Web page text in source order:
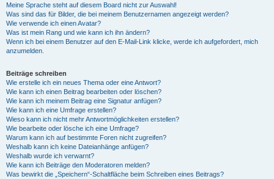
Meine Sprache steht auf diesem Board nicht zur Auswahl!
Was sind das für Bilder, die bei meinem Benutzernamen angezeigt werden?
Wie verwende ich einen Avatar?
Was ist mein Rang und wie kann ich ihn ändern?
Wenn ich bei einem Benutzer auf den E-Mail-Link klicke, werde ich aufgefordert, mich
anzumelden.
Beiträge schreiben
Wie erstelle ich ein neues Thema oder eine Antwort?
Wie kann ich einen Beitrag bearbeiten oder löschen?
Wie kann ich meinem Beitrag eine Signatur anfügen?
Wie kann ich eine Umfrage erstellen?
Wieso kann ich nicht mehr Antwortmöglichkeiten erstellen?
Wie bearbeite oder lösche ich eine Umfrage?
Warum kann ich auf bestimmte Foren nicht zugreifen?
Weshalb kann ich keine Dateianhänge anfügen?
Weshalb wurde ich verwarnt?
Wie kann ich Beiträge den Moderatoren melden?
Was bewirkt die „Speichern“-Schaltfläche beim Schreiben eines Beitrags?